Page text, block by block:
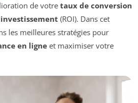
de votre taux de conversion
(ROI). Dans cet
les meilleures stratégies pour
en ligne et maximiser votre